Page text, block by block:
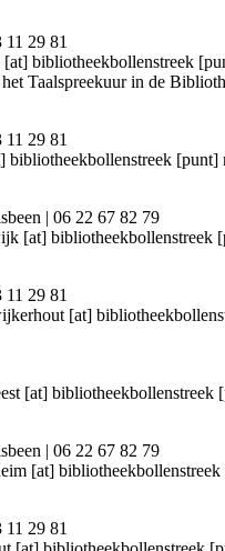
29 81
bibliotheekbollenstreek
Taalspreekuur in de
29 81
bibliotheekbollenstreek [punt]
| 06 22 67 82 79
[at] bibliotheekbollenstreek
29 81
[at]
[at] bibliotheekbollenstreek
| 06 22 67 82 79
[at]
29 81